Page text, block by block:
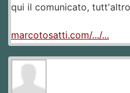
qui il comunicato,
marcotosatti.com/.../...